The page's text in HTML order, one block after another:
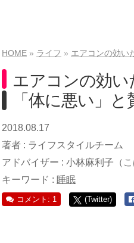
HOME ライフ エアコンの効い
エアコンの効い
「体に悪い」
2018.08.17
著者 : ライフスタイルチーム
アドバイザー : 小林麻利子（こ
キーワード : 睡眠
コメント: 1 (Twitter)